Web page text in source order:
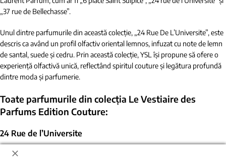
„37 rue de Bellechasse”​.
Unul dintre parfumurile din această colecție, „24 Rue De L’Universite”, este
descris ca având un profil olfactiv oriental lemnos, infuzat cu note de lemn
de santal, suede și cedru​. Prin această colecție, YSL își propune să ofere o
experiență olfactivă unică, reflectând spiritul couture și legătura profundă
dintre moda și parfumerie.
Toate parfumurile din colecția Le Vestiaire des
Parfums Edition Couture:
24 Rue de l’Universite
37 Rue de Bellechasse